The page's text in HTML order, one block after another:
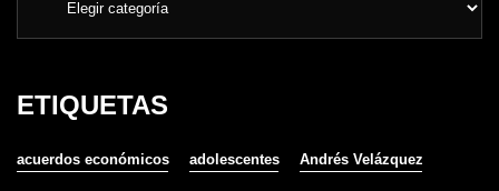
ETIQUETAS
acuerdos económicos adolescentes Andrés Velázquez